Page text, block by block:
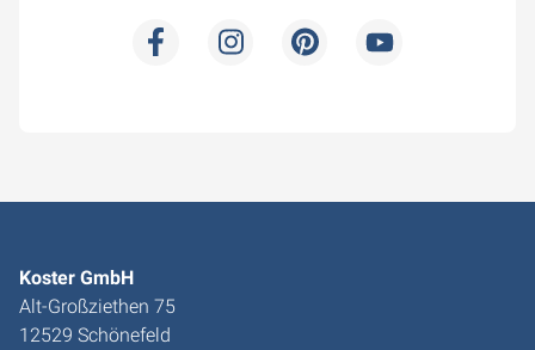
Koster GmbH
Alt-Großziethen 75
12529 Schönefeld